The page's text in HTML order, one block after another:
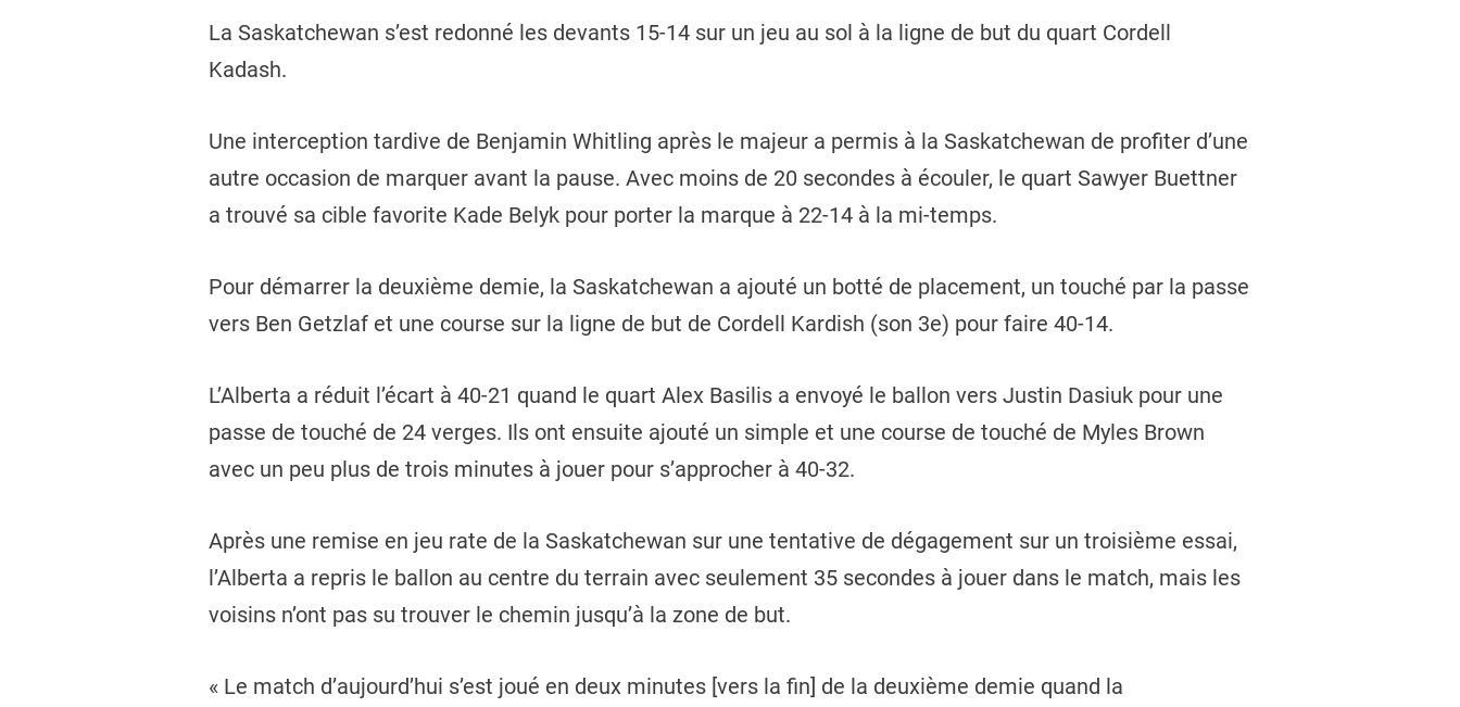
La Saskatchewan s’est redonné les devants 15-14 sur un jeu au sol à la ligne de but du quart Cordell
Kadash.
Une interception tardive de Benjamin Whitling après le majeur a permis à la Saskatchewan de profiter d’une
autre occasion de marquer avant la pause. Avec moins de 20 secondes à écouler, le quart Sawyer Buettner
a trouvé sa cible favorite Kade Belyk pour porter la marque à 22-14 à la mi-temps.
Pour démarrer la deuxième demie, la Saskatchewan a ajouté un botté de placement, un touché par la passe
vers Ben Getzlaf et une course sur la ligne de but de Cordell Kardish (son 3e) pour faire 40-14.
L’Alberta a réduit l’écart à 40-21 quand le quart Alex Basilis a envoyé le ballon vers Justin Dasiuk pour une
passe de touché de 24 verges. Ils ont ensuite ajouté un simple et une course de touché de Myles Brown
avec un peu plus de trois minutes à jouer pour s’approcher à 40-32.
Après une remise en jeu rate de la Saskatchewan sur une tentative de dégagement sur un troisième essai,
l’Alberta a repris le ballon au centre du terrain avec seulement 35 secondes à jouer dans le match, mais les
voisins n’ont pas su trouver le chemin jusqu’à la zone de but.
« Le match d’aujourd’hui s’est joué en deux minutes [vers la fin] de la deuxième demie quand la